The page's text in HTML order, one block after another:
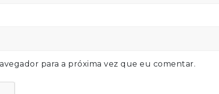
para a próxima vez que eu comentar.